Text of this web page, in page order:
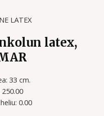
LATEX
latex,
33 cm.
0.00